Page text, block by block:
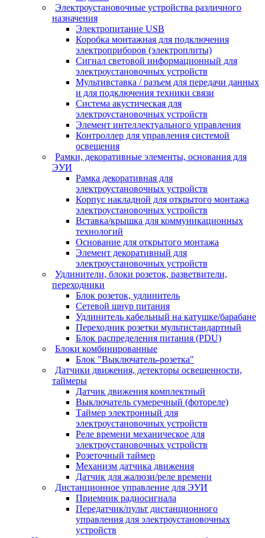
Электроустановочные устройства различного
назначения
Электропитание USB
Коробка монтажная для подключения
электроприборов (электроплиты)
Сигнал световой информационный для
электроустановочных устройств
Мультивставка / разъем для передачи данных
и для подключения техники связи
Система акустическая для
электроустановочных устройств
Элемент интеллектуального управления
Контроллер для управления системой
освещения
Рамки, декоративные элементы, основания для
ЭУИ
Рамка декоративная для
электроустановочных устройств
Корпус накладной для открытого монтажа
электроустановочных устройств
Вставка/крышка для коммуникационных
технологий
Основание для открытого монтажа
Элемент декоративный для
электроустановочных устройств
Удлинители, блоки розеток, разветвители,
переходники
Блок розеток, удлинитель
Сетевой шнур питания
Удлинитель кабельный на катушке/барабане
Переходник розетки мультистандартный
Блок распределения питания (PDU)
Блоки комбинированные
Блок "Выключатель-розетка"
Датчики движения, детекторы освещенности,
таймеры
Датчик движения комплектный
Выключатель сумеречный (фотореле)
Таймер электронный для
электроустановочных устройств
Реле времени механическое для
электроустановочных устройств
Розеточный таймер
Механизм датчика движения
Датчик для жалюзи/реле времени
Дистанционное управление для ЭУИ
Приемник радиосигнала
Передатчик/пульт дистанционного
управления для электроустановочных
устройств